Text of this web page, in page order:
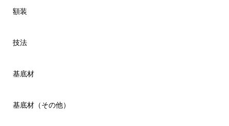
額装
技法
基底材
基底材（その他）